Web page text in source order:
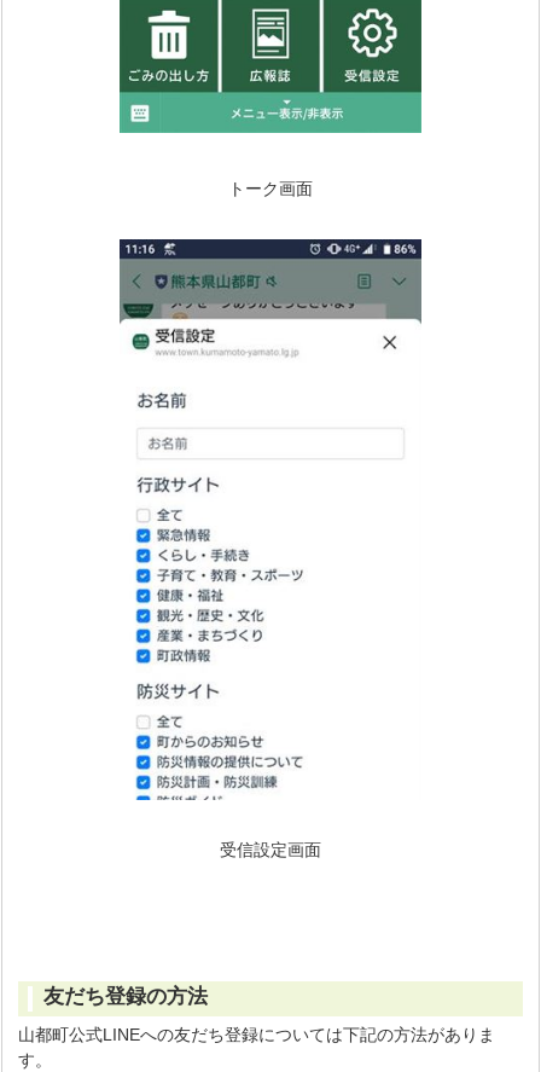
トーク画面
受信設定画面
友だち登録の方法
山都町公式LINEへの友だち登録については下記の方法がありま
す。